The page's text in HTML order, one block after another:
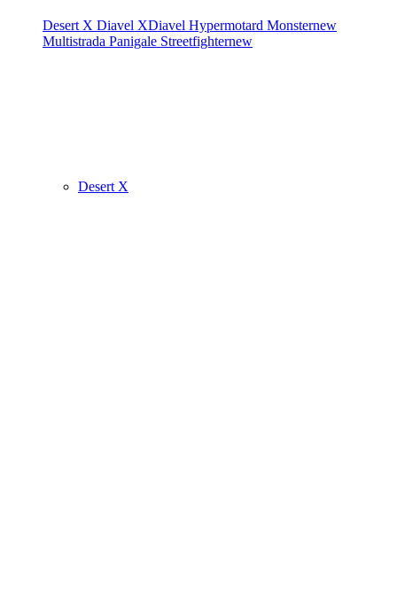
Desert X Diavel XDiavel Hypermotard Monsternew
Multistrada Panigale Streetfighternew
Desert X